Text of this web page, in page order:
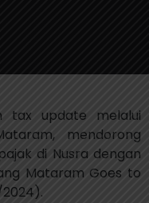
tax update melalui
mendorong
di Nusra dengan
Mataram Goes to
2024).